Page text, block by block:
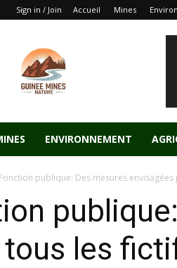
Sign in / Join Accueil Mines
ENVIRONNEMENT
Fonction publique: Des mesures
les